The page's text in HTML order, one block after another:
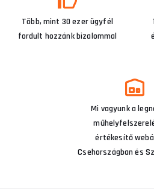
Több, mint 30 ezer ügyfél
fordult hozzánk bizalommal
Mi vagyunk a
értékesítő
Csehországban és